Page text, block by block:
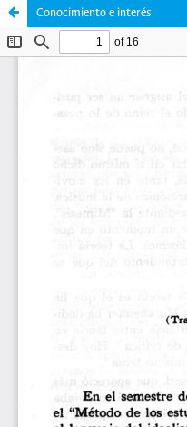
Conocimiento e interés